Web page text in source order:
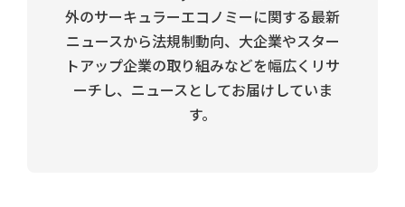
外のサーキュラーエコノミーに関する最新
ニュースから法規制動向、大企業やスター
トアップ企業の取り組みなどを幅広くリサ
ーチし、ニュースとしてお届けしていま
す。